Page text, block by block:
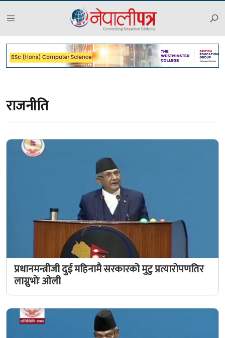
राजनीति
प्रधानमन्त्रीजी दुई महिनामै सरकारको मुटु प्रत्यारोपणतिर
लाग्नुभोः ओली